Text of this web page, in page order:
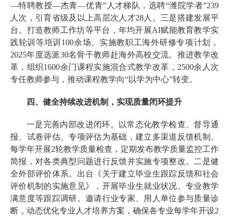
—特聘教授—杰青—优青”人才梯队，选聘“潍院学者”239
人次，引育省级及以上高层次人才28人。三是搭建发展平
台。打造教师工作坊等平台，年均开展AI赋能教育教学实
践轮训等培训100余场。实施教职工海外研修专项计划，
2025年度选派30名骨干教师赴海外高校交流。推进教学改
革，组织1600余门课程实施混合式教学改革，2500余人次
专任教师参与，推动课程教学向“以学为中心”转变。
四、健全持续改进机制，实现质量闭环提升
一是完善内部改进闭环。以常态化教学检查、督导通
报、试卷评估、专项评估为基础，建立多渠道反馈机制。
每学年开展2轮教学质量检查，定期发布教学质量监控工作
简报，对各类典型问题进行反馈并实施专项整改。二是健
全外部评价体系。出台《关于建立毕业生跟踪反馈和社会
评价机制的实施意见》，开展毕业生就业状况、专业教学
满意度等跟踪调研。邀请行业专家、用人单位参与质量诊
断，动态优化专业人才培养方案，确保各专业每学年开设2